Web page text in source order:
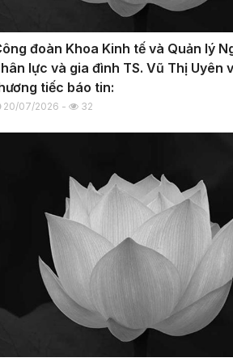
đoàn Khoa Kinh tế và Quản lý
lực và gia đình TS. Vũ Thị Uyên
tiếc báo tin:
20/07/2026 - 32